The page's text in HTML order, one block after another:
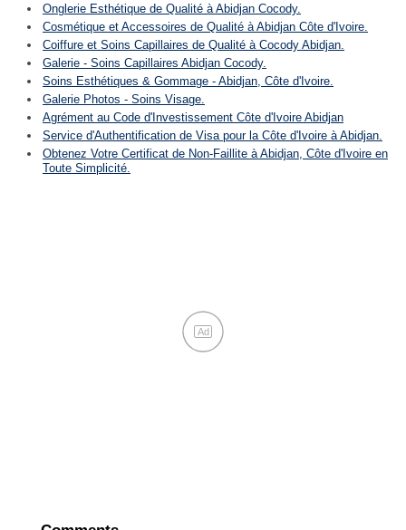
Onglerie Esthétique de Qualité à Abidjan Cocody.
Cosmétique et Accessoires de Qualité à Abidjan Côte d'Ivoire.
Coiffure et Soins Capillaires de Qualité à Cocody Abidjan.
Galerie - Soins Capillaires Abidjan Cocody.
Soins Esthétiques & Gommage - Abidjan, Côte d'Ivoire.
Galerie Photos - Soins Visage.
Agrément au Code d'Investissement Côte d'Ivoire Abidjan
Service d'Authentification de Visa pour la Côte d'Ivoire à Abidjan.
Obtenez Votre Certificat de Non-Faillite à Abidjan, Côte d'Ivoire en
Toute Simplicité.
Ad